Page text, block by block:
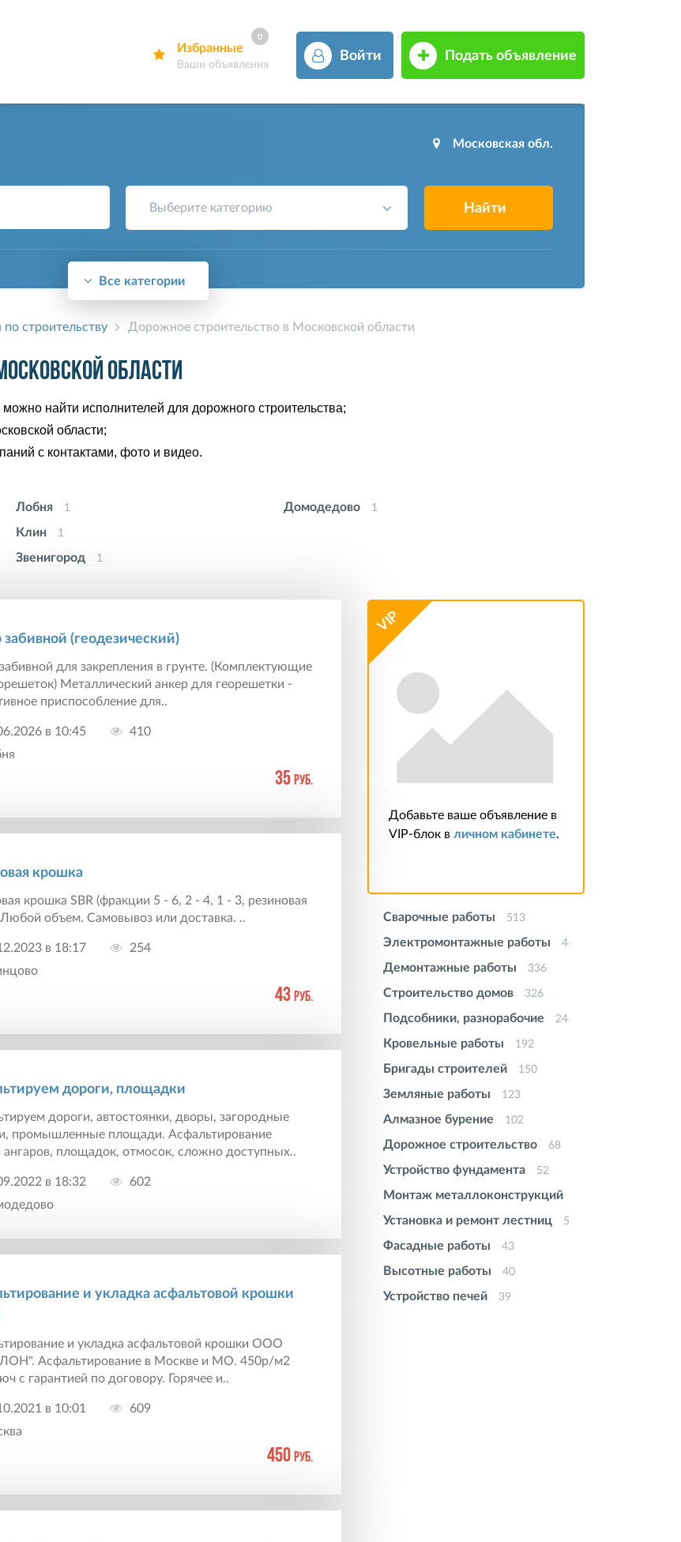
Избранные
0
Ваши объявления
Войти Подать объявление
Московская обл.
Выберите категорию Найти
Все категории
строительству Дорожное строительство в Московской области
области
найти исполнителей для дорожного строительства;
области;
с контактами, фото и видео.
Лобня 1
Клин 1
Звенигород 1
Домодедово 1
VIP
Добавьте ваше объявление в
VIP-блок в личном кабинете.
Сварочные работы 513
Электромонтажные работы 442
Демонтажные работы 336
Строительство домов 326
Подсобники, разнорабочие 244
Кровельные работы 192
Бригады строителей 150
Земляные работы 123
Алмазное бурение 102
Дорожное строительство 68
Устройство фундамента 52
Монтаж металлоконструкций
Установка и ремонт лестниц 50
Фасадные работы 43
Высотные работы 40
Устройство печей 39
забивной (геодезический)
для закрепления в грунте. (Комплектующие
Металлический анкер для георешетки -
приспособление для..
в 10:45
410
35 руб.
крошка
крошка SBR (фракции 5 - 6, 2 - 4, 1 - 3, резиновая
объем. Самовывоз или доставка. ..
в 18:17
254
43 руб.
дороги, площадки
дороги, автостоянки, дворы, загородные
промышленные площади. Асфальтирование
ангаров, площадок, отмосок, сложно доступных..
в 18:32
602
и укладка асфальтовой крошки
и укладка асфальтовой крошки ООО
Асфальтирование в Москве и МО. 450р/м2
с гарантией по договору. Горячее и..
в 10:01
609
450 руб.